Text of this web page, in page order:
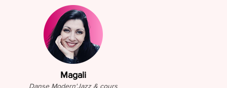
Magali
Danse Modern'Jazz & cours